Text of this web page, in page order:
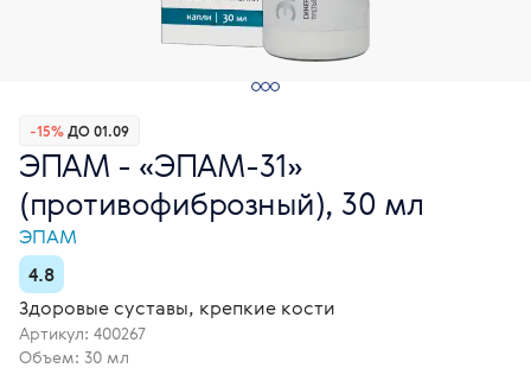
-15%ДО 01.09
ЭПАМ - «ЭПАМ-31»
(противофиброзный), 30 мл
ЭПАМ
4.8
Здоровые суставы, крепкие кости
Артикул: 400267
Объем: 30 мл